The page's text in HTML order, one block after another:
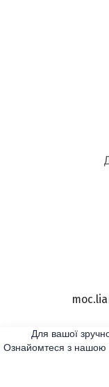
Для вашої
Ознайомтеся з нашою